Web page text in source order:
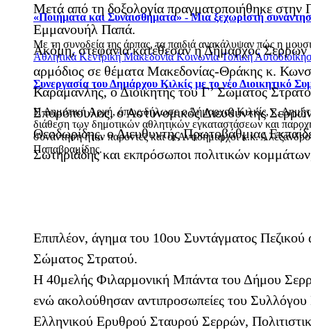
«Ποιήματα και Συναισθήματα» - Μια ξεχωριστή
Με τη συνοδεία της άρπας, τα παιδιά ανακάλυψαν πώς η
ΑθλητικάΚεντρική ΜακεδονίαΚοινωνίαΤοπική
Συνεργασία του Δημάρχου Κιλκίς με το νέο Διοικητικό
Η Δημοτική Αρχή, όπως δήλωσε ο Δήμαρχος Κιλκίς, κ.
διάθεση των δημοτικών αθλητικών εγκαταστάσεων και
συνάντηση ήταν παρόντες και οι Αντιδήμαρχοι κ.κ.
Παπαβραμίδης.
Μετά από τη δοξολογία πραγματοποιήθηκε στην
Εμμανουήλ Παπά.
Ακόμη, στεφάνια κατέθεσαν η Δήμαρχος
αρμόδιος σε θέματα Μακεδονίας-Θράκης κ.
Καραμανλής, ο Διοικητής του Γ’ Σώματος
Σπυρόπουλος, ο Αστυνομικός Διευθυντής
Θεοδωρίδης, ο Διευθυντής Πρωτοβάθμιας
Σωτηριάδης και εκπρόσωποι πολιτικών
Επιπλέον, άγημα του 10ου Συντάγματος
Σώματος Στρατού.
Η 40μελής Φιλαρμονική Μπάντα του Δήμου
ενώ ακολούθησαν αντιπροσωπείες του
Ελληνικού Ερυθρού Σταυρού Σερρών,